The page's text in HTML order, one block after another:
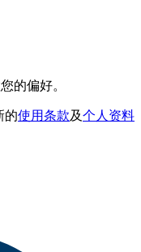
的偏好。
的使用条款及个人资料